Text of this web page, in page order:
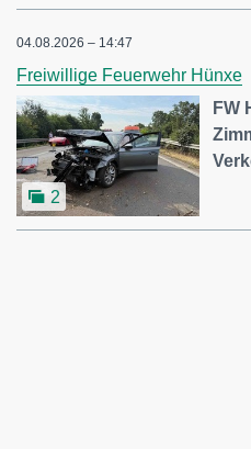
04.08.2026 – 14:47
Freiwillige Feuerwehr Hünxe
2
FW